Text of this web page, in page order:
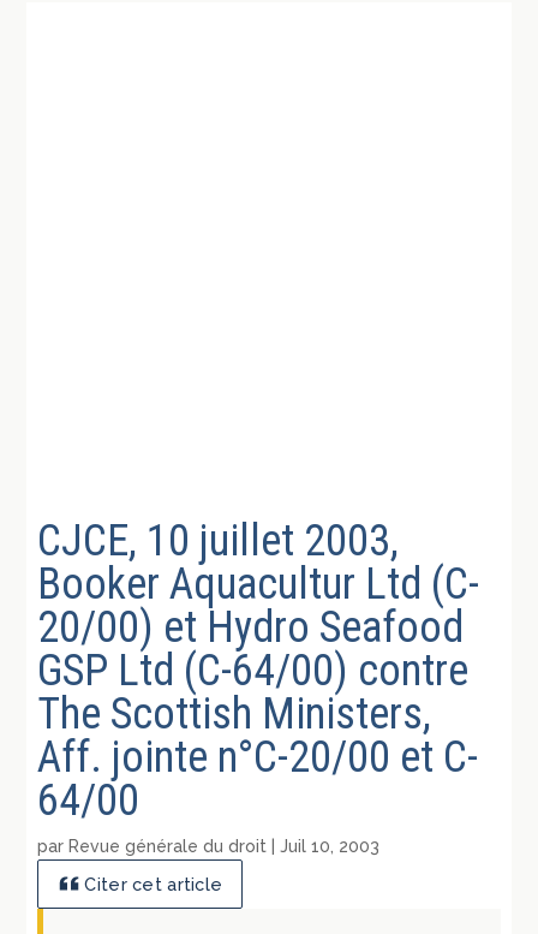
CJCE, 10 juillet 2003,
Booker Aquacultur Ltd (C-
20/00) et Hydro Seafood
GSP Ltd (C-64/00) contre
The Scottish Ministers,
Aff. jointe n°C-20/00 et C-
64/00
par Revue générale du droit |Juil 10, 2003
Citer cet article